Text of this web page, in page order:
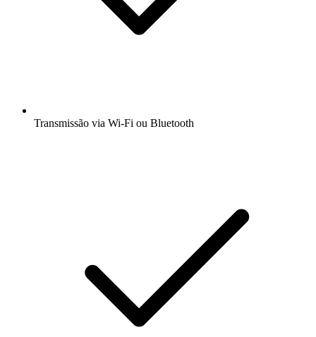
Transmissão via Wi-Fi ou Bluetooth